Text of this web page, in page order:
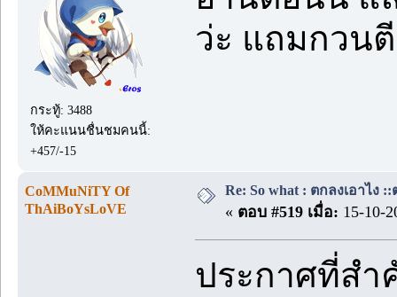
กระทู้: 3488
ให้คะแนนชื่นชมคนนี้:
+457/-15
ว่ะ แถมกวน
CoMMuNiTY Of
ThAiBoYsLoVE
Re: So what : ตกลงเอาไง ::
« ตอบ #519 เมื่อ: 15-10-
ประกาศที่ส